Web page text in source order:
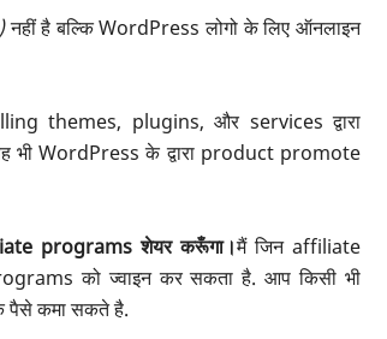
नहीं है बल्कि WordPress लोगो के लिए ऑनलाइन
themes, plugins, और services द्वारा
भी WordPress के द्वारा product promote
programs शेयर करूँगा।मैं जिन affiliate
को ज्वाइन कर सकता है. आप किसी भी
पैसे कमा सकते है.